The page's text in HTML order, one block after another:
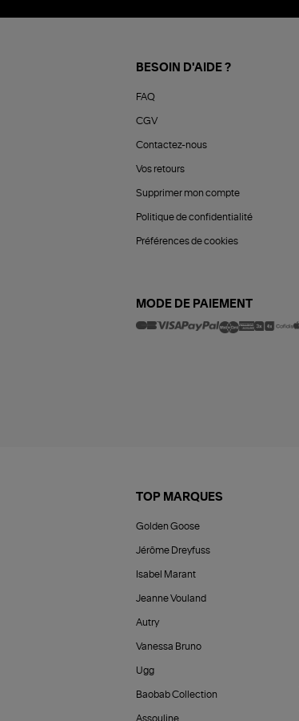
BESOIN D'AIDE ?
FAQ
CGV
Contactez-nous
Vos retours
Supprimer mon compte
Politique de confidentialité
Préférences de cookies
MODE DE PAIEMENT
TOP MARQUES
Golden Goose
Jérôme Dreyfuss
Isabel Marant
Jeanne Vouland
Autry
Vanessa Bruno
Ugg
Baobab Collection
Assouline